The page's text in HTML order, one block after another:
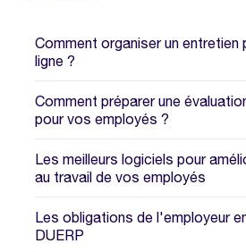
Comment organiser un entretien
ligne ?
Comment préparer une
pour vos employés ?
Les meilleurs logiciels pour
au travail de vos employés
Les obligations de l'employeur
DUERP